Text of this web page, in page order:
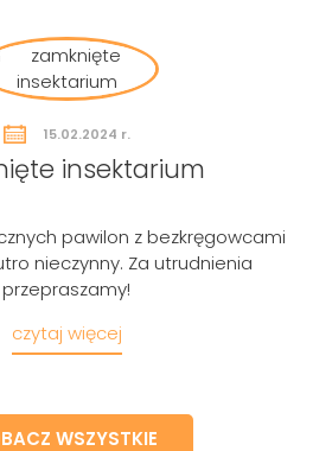
15.02.2024 r.
insektarium
pawilon z bezkręgowcami
nieczynny. Za utrudnienia
przepraszamy!
czytaj więcej
WSZYSTKIE